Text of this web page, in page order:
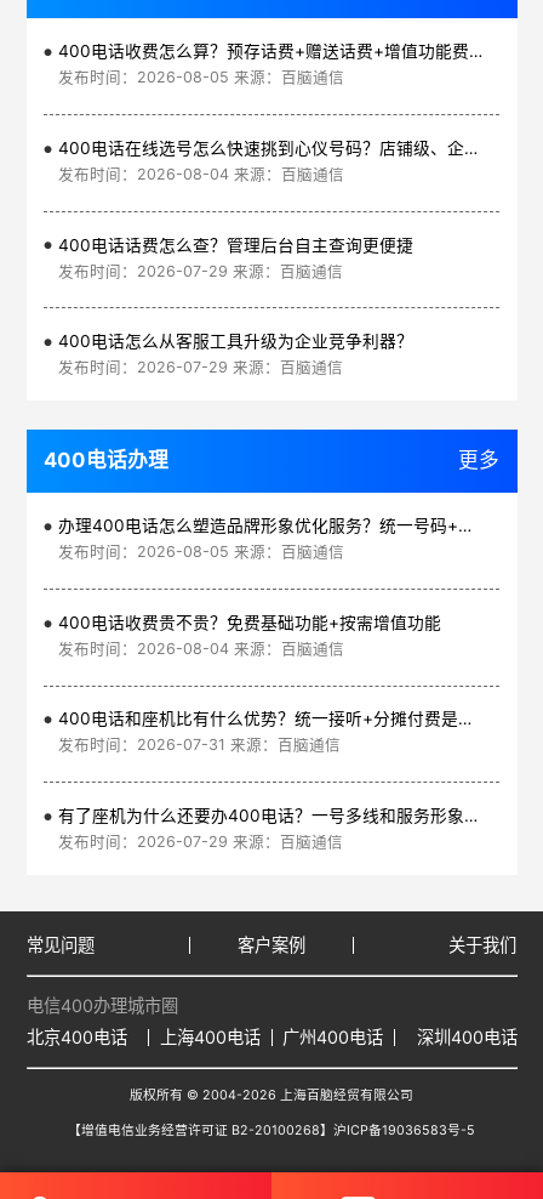
400电话收费怎么算？预存话费+赠送话费+增值功能费透明实惠
发布时间：2026-08-05 来源：百脑通信
400电话在线选号怎么快速挑到心仪号码？店铺级、企业级、集团级一次看清
发布时间：2026-08-04 来源：百脑通信
400电话话费怎么查？管理后台自主查询更便捷
发布时间：2026-07-29 来源：百脑通信
400电话怎么从客服工具升级为企业竞争利器？
发布时间：2026-07-29 来源：百脑通信
400电话办理 更多
办理400电话怎么塑造品牌形象优化服务？统一号码+智能管理平台
发布时间：2026-08-05 来源：百脑通信
400电话收费贵不贵？免费基础功能+按需增值功能
发布时间：2026-08-04 来源：百脑通信
400电话和座机比有什么优势？统一接听+分摊付费是核心
发布时间：2026-07-31 来源：百脑通信
有了座机为什么还要办400电话？一号多线和服务形象是核心
发布时间：2026-07-29 来源：百脑通信
常见问题 客户案例 关于我们
电信400办理城市圈
北京400电话
上海400电话 广州400电话 深圳400电话
版权所有 © 2004-2026 上海百脑经贸有限公司
【增值电信业务经营许可证 B2-20100268】 沪ICP备19036583号-5